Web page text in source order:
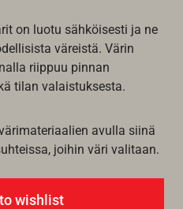
on luotu sähköisesti ja ne
väreistä. Värin
riippuu pinnan
tilan valaistuksesta.
avulla siinä
joihin väri valitaan.
wishlist